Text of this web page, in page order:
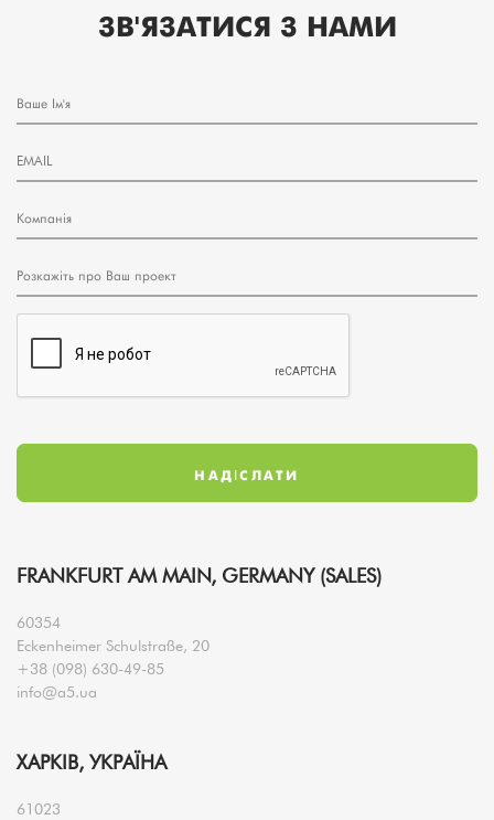
ЗВ'ЯЗАТИСЯ З НАМИ
FRANKFURT AM MAIN, GERMANY (SALES)
60354
Eckenheimer Schulstraße, 20
+38 (098) 630-49-85
info@a5.ua
ХАРКІВ, УКРАЇНА
61023